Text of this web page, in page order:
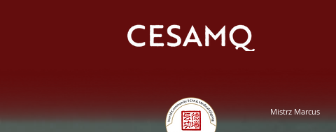
Mistrz Marcus